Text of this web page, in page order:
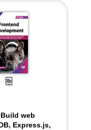
web
Express.js,